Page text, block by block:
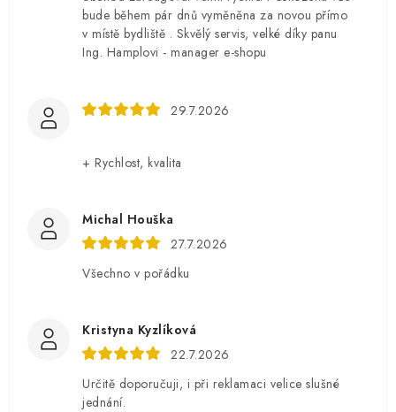
bude během pár dnů vyměněna za novou přímo
v místě bydliště . Skvělý servis, velké díky panu
Ing. Hamplovi - manager e-shopu
29.7.2026
+ Rychlost, kvalita
Michal Houška
27.7.2026
Všechno v pořádku
Kristyna Kyzlíková
22.7.2026
Určitě doporučuji, i při reklamaci velice slušné
jednání.